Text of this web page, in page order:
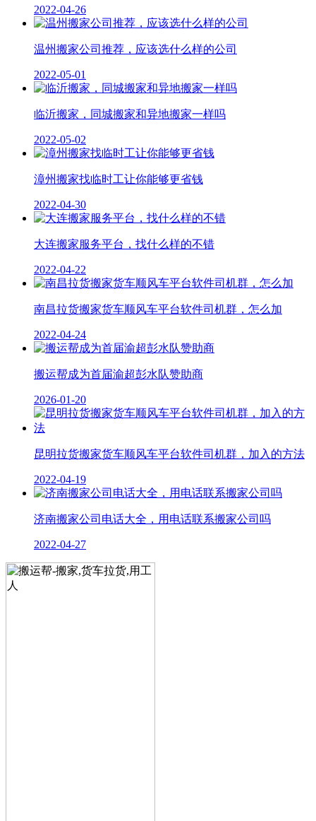
2022-04-26
温州搬家公司推荐，应该选什么样的公司
2022-05-01
临沂搬家，同城搬家和异地搬家一样吗
2022-05-02
漳州搬家找临时工让你能够更省钱
2022-04-30
大连搬家服务平台，找什么样的不错
2022-04-22
南昌拉货搬家货车顺风车平台软件司机群，怎么加
2022-04-24
搬运帮成为首届渝超彭水队赞助商
2026-01-20
昆明拉货搬家货车顺风车平台软件司机群，加入的方法
2022-04-19
济南搬家公司电话大全，用电话联系搬家公司吗
2022-04-27